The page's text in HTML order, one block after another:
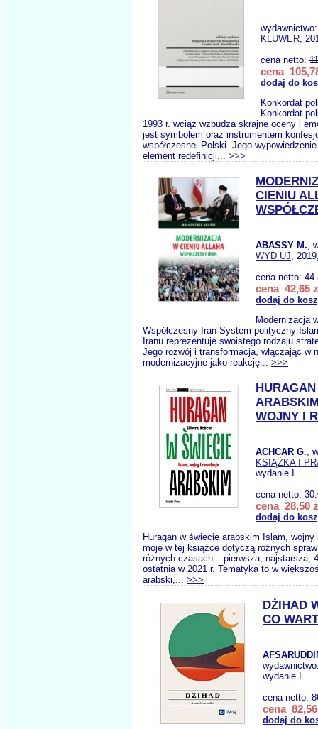
KLUWER,
cena netto:
cena
dodaj do
Konkordat
Konkordat
1993 r. wciąż wzbudza skrajne oceny i
jest symbolem oraz instrumentem
współczesnej Polski. Jego
element redefinicji... >>>
CIENIU
ABASSY M.,
WYD UJ,
cena netto:
cena 42,65
dodaj do
Modernizacja
Współczesny Iran System polityczny
Iranu reprezentuje swoistego rodzaju
Jego rozwój i transformacja, włączając w
modernizacyjne jako reakcję... >>>
WOJNY I
ACHCAR G.,
KSIĄŻKA I
wydanie I
cena netto:
cena 28,50
dodaj do
Huragan w świecie arabskim Islam,
moje w tej książce dotyczą różnych spraw
różnych czasach – pierwsza, najstarsza,
ostatnia w 2021 r. Tematyka to w
arabski,... >>>
DŻIHAD
CO
wydanie I
cena netto:
cena 82,56
dodaj do